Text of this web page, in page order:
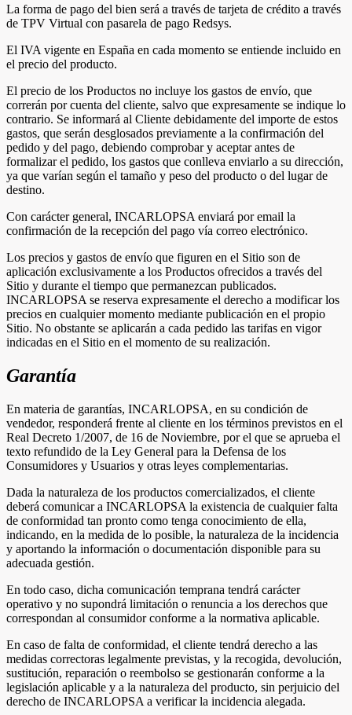
La forma de pago del bien será a través de tarjeta de crédito a través
de TPV Virtual con pasarela de pago Redsys.
El IVA vigente en España en cada momento se entiende incluido en
el precio del producto.
El precio de los Productos no incluye los gastos de envío, que
correrán por cuenta del cliente, salvo que expresamente se indique lo
contrario. Se informará al Cliente debidamente del importe de estos
gastos, que serán desglosados previamente a la confirmación del
pedido y del pago, debiendo comprobar y aceptar antes de
formalizar el pedido, los gastos que conlleva enviarlo a su dirección,
ya que varían según el tamaño y peso del producto o del lugar de
destino.
Con carácter general, INCARLOPSA enviará por email la
confirmación de la recepción del pago vía correo electrónico.
Los precios y gastos de envío que figuren en el Sitio son de
aplicación exclusivamente a los Productos ofrecidos a través del
Sitio y durante el tiempo que permanezcan publicados.
INCARLOPSA se reserva expresamente el derecho a modificar los
precios en cualquier momento mediante publicación en el propio
Sitio. No obstante se aplicarán a cada pedido las tarifas en vigor
indicadas en el Sitio en el momento de su realización.
Garantía
En materia de garantías, INCARLOPSA, en su condición de
vendedor, responderá frente al cliente en los términos previstos en el
Real Decreto 1/2007, de 16 de Noviembre, por el que se aprueba el
texto refundido de la Ley General para la Defensa de los
Consumidores y Usuarios y otras leyes complementarias.
Dada la naturaleza de los productos comercializados, el cliente
deberá comunicar a INCARLOPSA la existencia de cualquier falta
de conformidad tan pronto como tenga conocimiento de ella,
indicando, en la medida de lo posible, la naturaleza de la incidencia
y aportando la información o documentación disponible para su
adecuada gestión.
En todo caso, dicha comunicación temprana tendrá carácter
operativo y no supondrá limitación o renuncia a los derechos que
correspondan al consumidor conforme a la normativa aplicable.
En caso de falta de conformidad, el cliente tendrá derecho a las
medidas correctoras legalmente previstas, y la recogida, devolución,
sustitución, reparación o reembolso se gestionarán conforme a la
legislación aplicable y a la naturaleza del producto, sin perjuicio del
derecho de INCARLOPSA a verificar la incidencia alegada.